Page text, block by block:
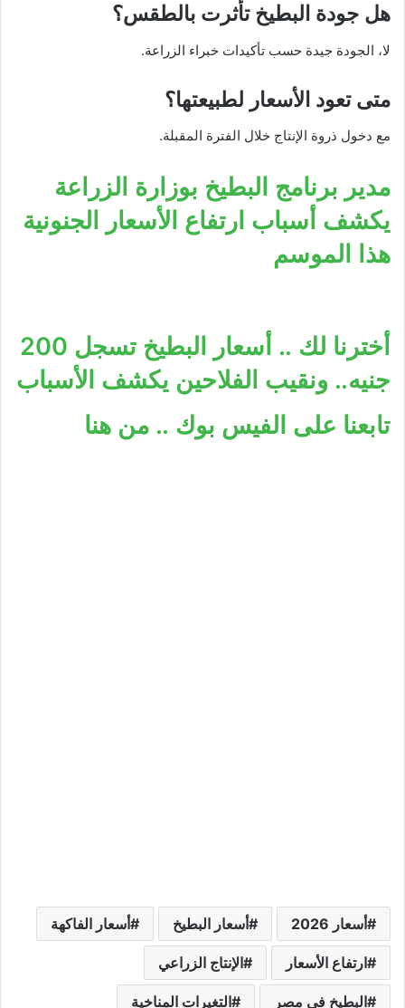
هل جودة البطيخ تأثرت بالطقس؟
لا، الجودة جيدة حسب تأكيدات خبراء الزراعة.
متى تعود الأسعار لطبيعتها؟
مع دخول ذروة الإنتاج خلال الفترة المقبلة.
مدير برنامج البطيخ بوزارة الزراعة
يكشف أسباب ارتفاع الأسعار الجنونية
هذا الموسم
أخترنا لك .. أسعار البطيخ تسجل 200
جنيه.. ونقيب الفلاحين يكشف الأسباب
تابعنا على الفيس بوك .. من هنا
أسعار 2026 أسعار البطيخ أسعار الفاكهة
ارتفاع الأسعار الإنتاج الزراعي
البطيخ في مصر التغيرات المناخية